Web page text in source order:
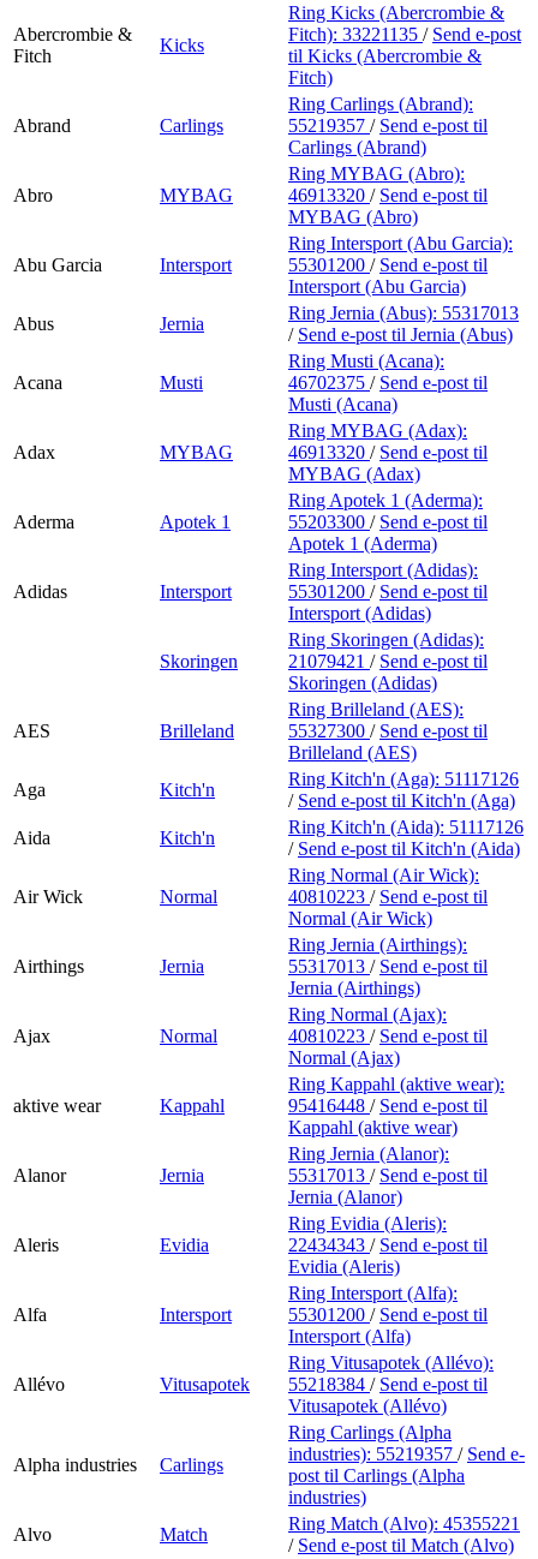
Finn frem
Abercrombie &
Fitch
Kicks
Ring Kicks (Abercrombie &
Fitch): 33221135 / Send e-post
til Kicks (Abercrombie &
Fitch)
Abrand Carlings
Ring Carlings (Abrand):
55219357 / Send e-post til
Carlings (Abrand)
Abro MYBAG
Ring MYBAG (Abro):
46913320 / Send e-post til
MYBAG (Abro)
Abu Garcia Intersport
Ring Intersport (Abu Garcia):
55301200 / Send e-post til
Intersport (Abu Garcia)
Abus
Jernia
Ring Jernia (Abus): 55317013
/ Send e-post til Jernia (Abus)
Acana Musti
Ring Musti (Acana):
46702375 / Send e-post til
Musti (Acana)
Adax MYBAG
Ring MYBAG (Adax):
46913320 / Send e-post til
MYBAG (Adax)
Aderma Apotek 1
Ring Apotek 1 (Aderma):
55203300 / Send e-post til
Apotek 1 (Aderma)
Adidas Intersport
Ring Intersport (Adidas):
55301200 / Send e-post til
Intersport (Adidas)
Skoringen
Ring Skoringen (Adidas):
21079421 / Send e-post til
Skoringen (Adidas)
AES Brilleland
Ring Brilleland (AES):
55327300 / Send e-post til
Brilleland (AES)
Aga
Kitch'n
Ring Kitch'n (Aga): 51117126
/ Send e-post til Kitch'n (Aga)
Aida
Kitch'n
Ring Kitch'n (Aida): 51117126
/ Send e-post til Kitch'n (Aida)
Air Wick Normal
Ring Normal (Air Wick):
40810223 / Send e-post til
Normal (Air Wick)
Airthings Jernia
Ring Jernia (Airthings):
55317013 / Send e-post til
Jernia (Airthings)
Ajax Normal
Ring Normal (Ajax):
40810223 / Send e-post til
Normal (Ajax)
aktive wear Kappahl
Ring Kappahl (aktive wear):
95416448 / Send e-post til
Kappahl (aktive wear)
Alanor Jernia
Ring Jernia (Alanor):
55317013 / Send e-post til
Jernia (Alanor)
Aleris Evidia
Ring Evidia (Aleris):
22434343 / Send e-post til
Evidia (Aleris)
Alfa Intersport
Ring Intersport (Alfa):
55301200 / Send e-post til
Intersport (Alfa)
Allévo Vitusapotek
Ring Vitusapotek (Allévo):
55218384 / Send e-post til
Vitusapotek (Allévo)
Alpha industries Carlings
Ring Carlings (Alpha
industries): 55219357 / Send e-
post til Carlings (Alpha
industries)
Alvo
Match
Ring Match (Alvo): 45355221
/ Send e-post til Match (Alvo)